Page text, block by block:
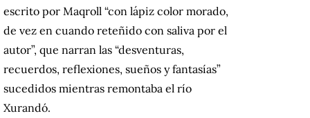
escrito por Maqroll “con lápiz color morado,
de vez en cuando reteñido con saliva por el
autor”, que narran las “desventuras,
recuerdos, reflexiones, sueños y fantasías”
sucedidos mientras remontaba el río
Xurandó.